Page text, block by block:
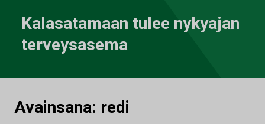
Kalasatamaan tulee nykyajan
terveysasema
Avainsana: redi